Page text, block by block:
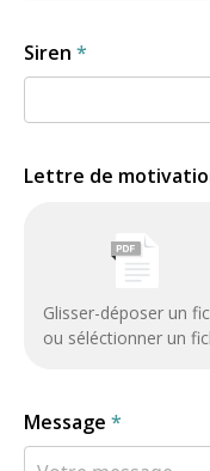
Siren *
Lettre de
Glisser-déposer un
ou séléctionner un
Message *